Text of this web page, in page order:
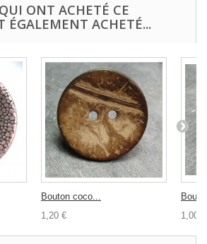
ONT ACHETÉ CE
ÉGALEMENT ACHETÉ...
Bouton coco...
1,20 €
1,00 €